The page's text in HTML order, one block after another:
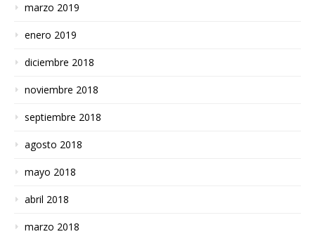
marzo 2019
enero 2019
diciembre 2018
noviembre 2018
septiembre 2018
agosto 2018
mayo 2018
abril 2018
marzo 2018